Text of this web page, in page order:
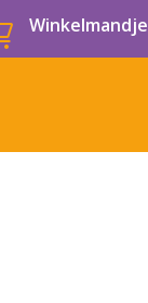
Winkelmandje